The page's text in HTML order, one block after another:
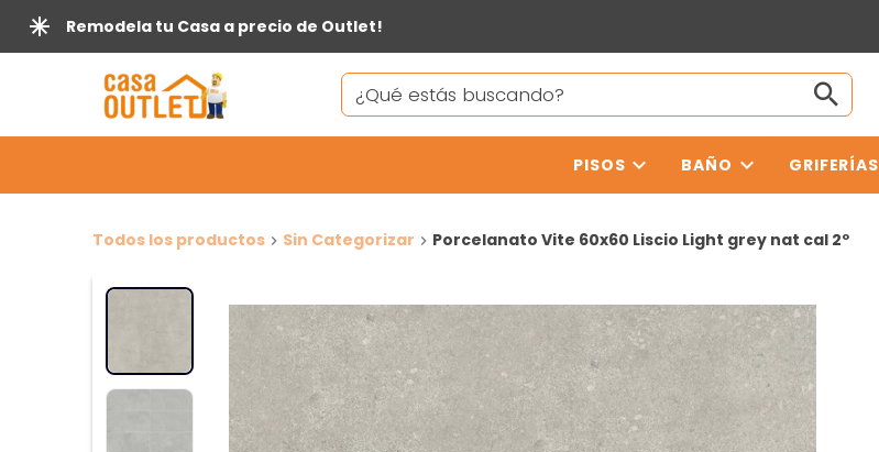
Remodela tu Casa a precio de Outlet!
PISOS BAÑO GRIFERÍAS
Todos los productos Sin Categorizar Porcelanato Vite 60x60 Liscio Light grey nat cal 2º